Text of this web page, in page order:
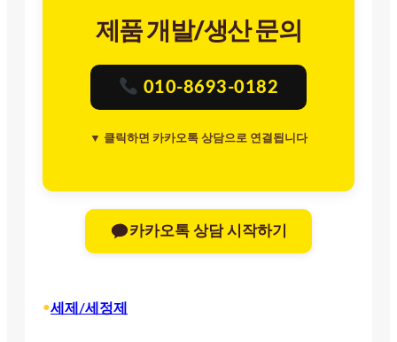
제품 개발/생산 문의
010-8693-0182
▼ 클릭하면 카카오톡 상담으로 연결됩니다
카카오톡 상담 시작하기
•세제/세정제